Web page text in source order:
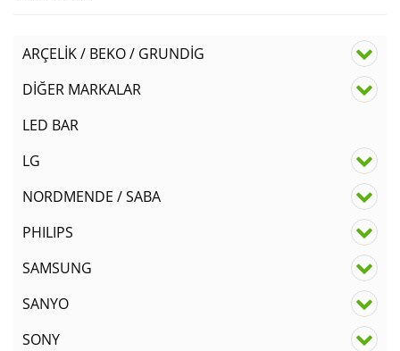
ARÇELİK / BEKO / GRUNDİG
DİĞER MARKALAR
LED BAR
LG
NORDMENDE / SABA
PHILIPS
SAMSUNG
SANYO
SONY